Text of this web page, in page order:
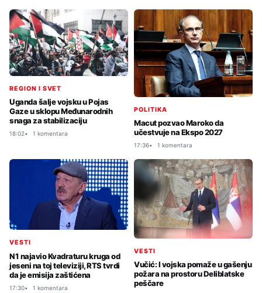
REGION I SVET
Uganda šalje vojsku u Pojas
Gaze u sklopu Međunarodnih
snaga za stabilizaciju
18:02 1 komentara
POLITIKA
Macut pozvao Maroko da
učestvuje na Ekspo 2027
17:36 1 komentara
VESTI
N1 najavio Kvadraturu kruga od
jeseni na toj televiziji, RTS tvrdi
da je emisija zaštićena
17:30 1 komentara
VESTI
Vučić: I vojska pomaže u gašenju
požara na prostoru Deliblatske
peščare